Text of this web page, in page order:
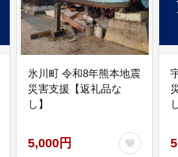
氷川町 令和8年熊本地震
災害支援【返礼品な
し】
5,000円